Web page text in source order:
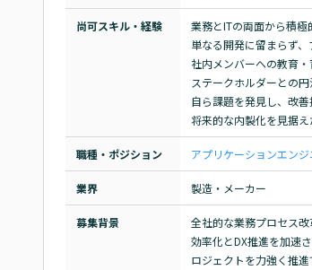
尚可スキル・経験
業務とITの両面から積
単なる開発に留まらず
社内メンバーへの教育
ステークホルダーとの
自ら課題を発見し、改
将来的な内製化を見据
職種・ポジション アプリケーションエンジ
業界 製造・メーカー
募集背景
全社的な業務プロセス
効率化とDX推進を加速
ロジェクトを力強く推